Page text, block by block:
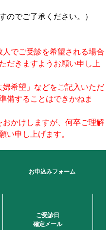
のでご了承ください。）
でご受診を希望される場合
だきますようお願い申し上
希望」などをご記入いただ
備することはできかねま
かけしますが、何卒ご理解
い申し上げます。
お申込みフォーム
ご受診日
確定メール